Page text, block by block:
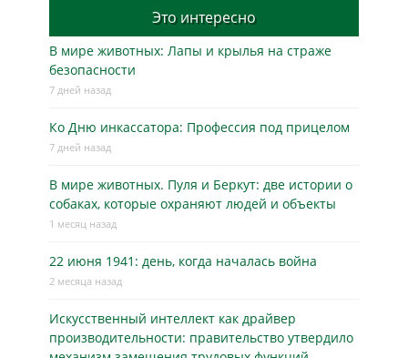
Это интересно
В мире животных: Лапы и крылья на страже
безопасности
7 дней назад
Ко Дню инкассатора: Профессия под прицелом
7 дней назад
В мире животных. Пуля и Беркут: две истории о
собаках, которые охраняют людей и объекты
1 месяц назад
22 июня 1941: день, когда началась война
2 месяца назад
Искусственный интеллект как драйвер
производительности: правительство утвердило